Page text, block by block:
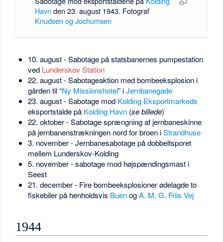
Havn den 23. august 1943. Fotograf
Knudsen og Jochumsen
10. august - Sabotage på statsbanernes pumpestation
ved Lunderskov Station
22. august - Sabotageaktion med bombeeksplosion i
gården til “Ny Missionshotel” iJernbanegade
23. august - Sabotage mod Kolding Eksportmarkeds
eksportstalde på Kolding Havn(se billede)
22. oktober - Sabotage sprængning af jernbaneskinne
på jernbanenstrækningen nord for broen iStrandhuse
3. november - Jernbanesabotage på dobbeltsporet
mellem Lunderskov-Kolding
5. november - sabotage mod højspændingsmast i
Seest
21. december - Fire bombeeksplosioner ødelagde to
fiskebiler på henholdsvis BuenogA. M. G. Friis Vej
1944